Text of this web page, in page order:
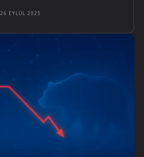
26 EYLÜL 2025